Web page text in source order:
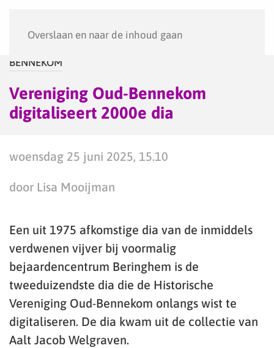
Overslaan en naar de inhoud gaan
BENNEKOM
Vereniging Oud-Bennekom
digitaliseert 2000e dia
woensdag 25 juni 2025, 15.10
door Lisa Mooijman
Een uit 1975 afkomstige dia van de inmiddels
verdwenen vijver bij voormalig
bejaardencentrum Beringhem is de
tweeduizendste dia die de Historische
Vereniging Oud-Bennekom onlangs wist te
digitaliseren. De dia kwam uit de collectie van
Aalt Jacob Welgraven.